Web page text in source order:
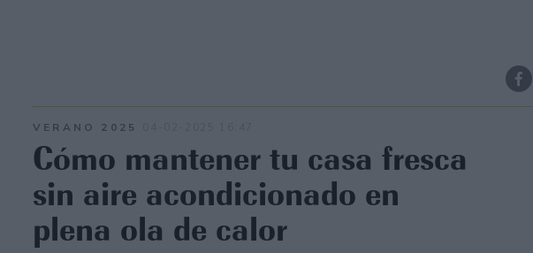
VERANO 2025
Cómo mantener tu casa fresca
sin aire acondicionado en
plena ola de calor